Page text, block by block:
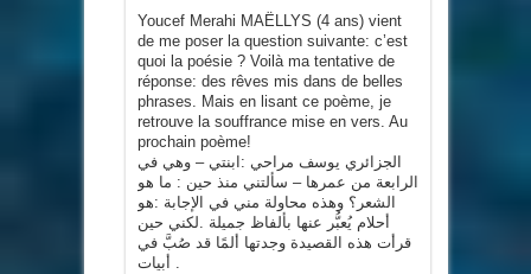
Youcef Merahi MAËLLYS (4 ans) vient
de me poser la question suivante: c’est
quoi la poésie ? Voilà ma tentative de
réponse: des rêves mis dans de belles
phrases. Mais en lisant ce poème, je
retrouve la souffrance mise en vers. Au
prochain poème!
الجزائري يوسف مراحي :ابنتي – وهي في
الرابعة من عمرها – سألتني منذ حين : ما هو
الشعر؟ وهذه محاولة مني في الإجابة :هو
أحلام يُعبُّر عنها بألفاظ جميلة .لكني حين
قرأت هذه القصيدة وجدتها ألمًا قد صُبَّ في
أبيات .